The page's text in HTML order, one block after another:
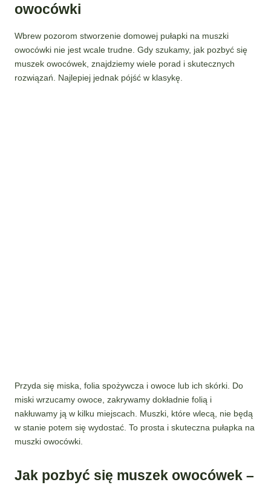
owocówki
Wbrew pozorom stworzenie domowej pułapki na muszki
owocówki nie jest wcale trudne. Gdy szukamy, jak pozbyć się
muszek owocówek, znajdziemy wiele porad i skutecznych
rozwiązań. Najlepiej jednak pójść w klasykę.
Przyda się miska, folia spożywcza i owoce lub ich skórki. Do
miski wrzucamy owoce, zakrywamy dokładnie folią i
nakłuwamy ją w kilku miejscach. Muszki, które wlecą, nie będą
w stanie potem się wydostać. To prosta i skuteczna pułapka na
muszki owocówki.
Jak pozbyć się muszek owocówek –